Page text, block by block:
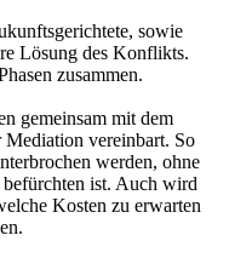
sowie
Lösung des Konflikts.
zusammen.
gemeinsam mit dem
vereinbart. So
werden, ohne
befürchten ist. Auch wird
Kosten zu erwarten